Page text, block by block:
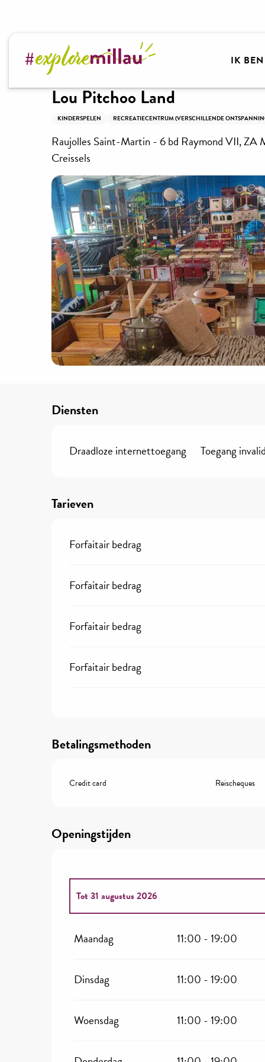
contenu
principal
IK
Welkom bij Millau Grands Causses – Gorges du Tarn
Lou Pitchoo Land
KINDERSPELEN RECREATIECENTRUM (VERSCHILLENDE
Raujolles Saint-Martin - 6 bd Raymond VII, ZA
Creissels
Diensten
Draadloze internettoegang Toegang
Tarieven
Forfaitair bedrag
Forfaitair bedrag
Forfaitair bedrag
Forfaitair bedrag
Betalingsmethoden
Credit card Reischeques
Openingstijden
Tot 31 augustus 2026
Maandag 11:00 - 19:00
Dinsdag 11:00 - 19:00
Woensdag 11:00 - 19:00